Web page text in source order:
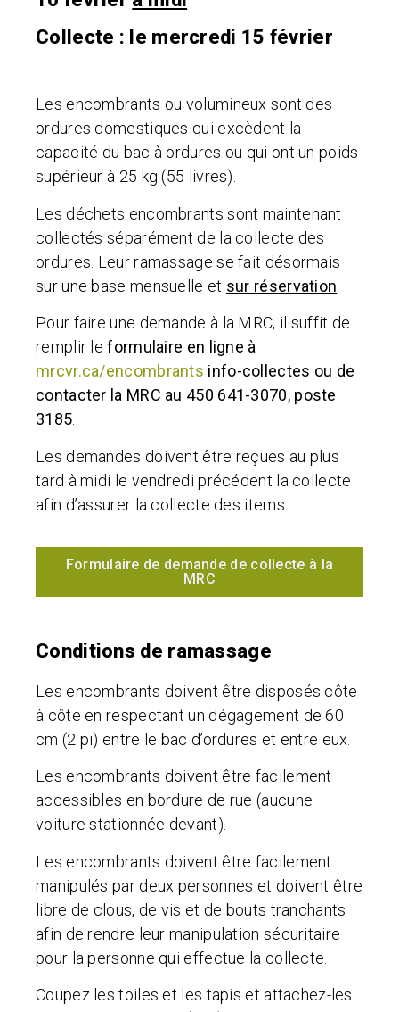
Collecte : le mercredi 15 février
Les encombrants ou volumineux sont des
ordures domestiques qui excèdent la
capacité du bac à ordures ou qui ont un poids
supérieur à 25 kg (55 livres).
Les déchets encombrants sont maintenant
collectés séparément de la collecte des
ordures. Leur ramassage se fait désormais
sur une base mensuelle et sur réservation
Pour faire une demande à la MRC, il suffit de
remplir leformulaire en ligne à
mrcvr.ca/encombrants info-collectes ou de
contacter la MRC au 450 641-3070, poste
3185
Les demandes doivent être reçues au plus
tard à midi le vendredi précédent la collecte
afin d’assurer la collecte des items.
Formulaire de demande de collecte à la
MRC
Conditions de ramassage
Les encombrants doivent être disposés côte
à côte en respectant un dégagement de 60
cm (2 pi) entre le bac d’ordures et entre eux.
Les encombrants doivent être facilement
accessibles en bordure de rue (aucune
voiture stationnée devant).
Les encombrants doivent être facilement
manipulés par deux personnes et doivent être
libre de clous, de vis et de bouts tranchants
afin de rendre leur manipulation sécuritaire
pour la personne qui effectue la collecte.
Coupez les toiles et les tapis et attachez-les